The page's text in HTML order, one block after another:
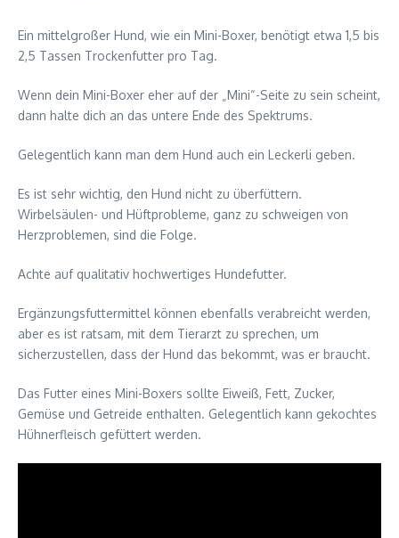
Ein mittelgroßer Hund, wie ein Mini-Boxer, benötigt etwa 1,5 bis
2,5 Tassen Trockenfutter pro Tag.
Wenn dein Mini-Boxer eher auf der „Mini“-Seite zu sein scheint,
dann halte dich an das untere Ende des Spektrums.
Gelegentlich kann man dem Hund auch ein Leckerli geben.
Es ist sehr wichtig, den Hund nicht zu überfüttern.
Wirbelsäulen- und Hüftprobleme, ganz zu schweigen von
Herzproblemen, sind die Folge.
Achte auf qualitativ hochwertiges Hundefutter.
Ergänzungsfuttermittel können ebenfalls verabreicht werden,
aber es ist ratsam, mit dem Tierarzt zu sprechen, um
sicherzustellen, dass der Hund das bekommt, was er braucht.
Das Futter eines Mini-Boxers sollte Eiweiß, Fett, Zucker,
Gemüse und Getreide enthalten. Gelegentlich kann gekochtes
Hühnerfleisch gefüttert werden.